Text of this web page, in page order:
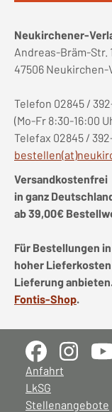
Neukirchener-
Andreas-Bräm-Str.
47506 Neukirchen-
Telefon 02845 /
(Mo-Fr 8:30-16:00
Telefax 02845 /
Versandkostenfrei
in ganz
ab 39,00€
Für Bestellungen
hoher
Lieferung
Fontis-Shop.
Anfahrt
LkSG
Stellenangebote